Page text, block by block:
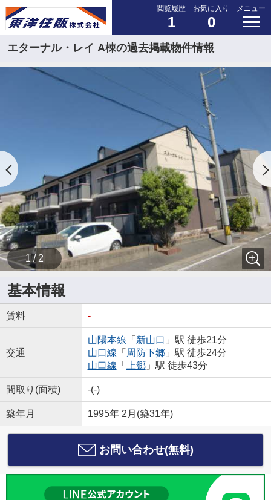
閲覧履歴
1
お気に入り
0
メニュー
エターナル・レイ A棟の過去掲載物件情報
1 / 2
基本情報
賃料 -
交通
山陽本線 「 新山口 」駅 徒歩21分
山口線 「 周防下郷」駅 徒歩24分
山口線 「 上郷」駅 徒歩43分
間取り(面積) -(-)
築年月 1995年 2月(築31年)
お問い合わせ(無料)